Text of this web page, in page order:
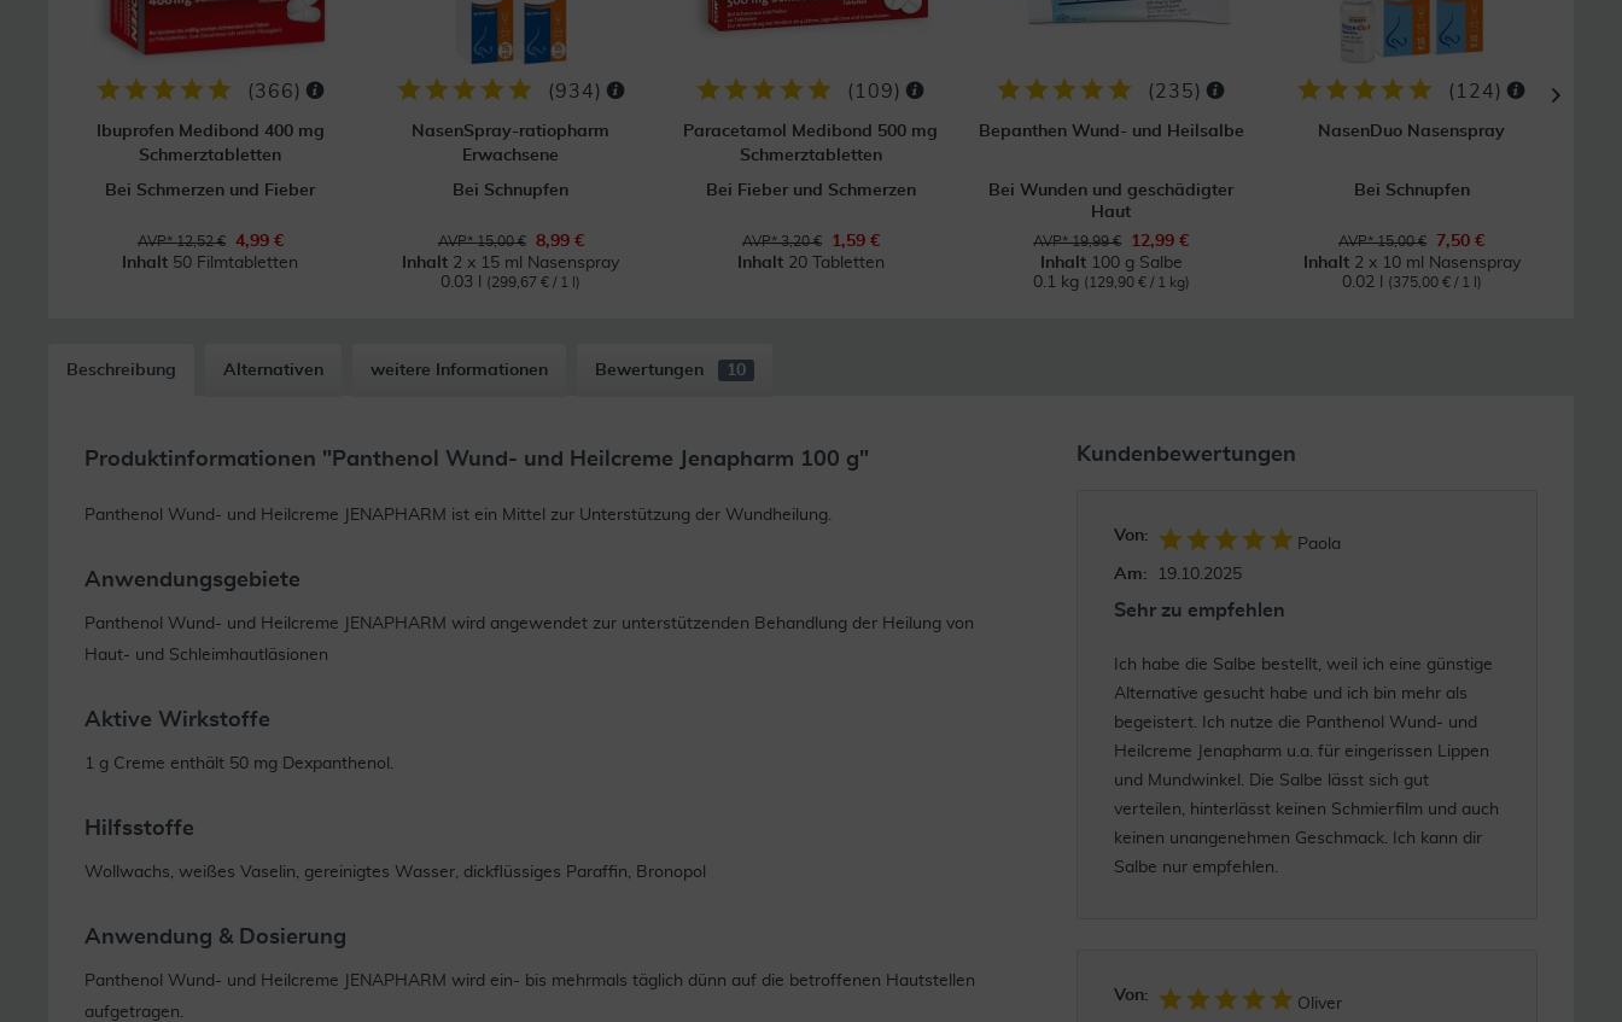
(366)
Ibuprofen Medibond 400 mg
Schmerztabletten
Bei Schmerzen und Fieber
AVP* 12,52 €
4,99 €
Inhalt 50 Filmtabletten
(934)
NasenSpray-ratiopharm
Erwachsene
Bei Schnupfen
AVP* 15,00 €
8,99 €
Inhalt 2 x 15 ml Nasenspray
0.03 l
(299,67 € / 1 l)
( 109)
Paracetamol Medibond 500 mg
Schmerztabletten
Bei Fieber und Schmerzen
AVP* 3,20 €
1,59 €
Inhalt 20 Tabletten
(235)
Bepanthen Wund- und Heilsalbe
Bei Wunden und geschädigter
Haut
AVP* 19,99 €
12,99 €
Inhalt 100 g Salbe
0.1 kg (129,90 € / 1 kg)
( 124)
NasenDuo Nasenspray
Bei Schnupfen
AVP* 15,00 €
7,50 €
Inhalt 2 x 10 ml Nasenspray
0.02 l
(375,00 € / 1 l)
Beschreibung Alternativen weitere Informationen Bewertungen 10
Produktinformationen "Panthenol Wund- und Heilcreme Jenapharm 100 g"
Panthenol Wund- und Heilcreme JENAPHARM ist ein Mittel zur Unterstützung der Wundheilung.
Anwendungsgebiete
Panthenol Wund- und Heilcreme JENAPHARM wird angewendet zur unterstützenden Behandlung der Heilung von
Haut- und Schleimhautläsionen
Aktive Wirkstoffe
1 g Creme enthält 50 mg Dexpanthenol.
Hilfsstoffe
Wollwachs, weißes Vaselin, gereinigtes Wasser, dickflüssiges Paraffin, Bronopol
Anwendung & Dosierung
Panthenol Wund- und Heilcreme JENAPHARM wird ein- bis mehrmals täglich dünn auf die betroffenen Hautstellen
aufgetragen.
Kundenbewertungen
Von:
Paola
Am:
19.10.2025
Sehr zu empfehlen
Ich habe die Salbe bestellt, weil ich eine günstige
Alternative gesucht habe und ich bin mehr als
begeistert. Ich nutze die Panthenol Wund- und
Heilcreme Jenapharm u.a. für eingerissen Lippen
und Mundwinkel. Die Salbe lässt sich gut
verteilen, hinterlässt keinen Schmierfilm und auch
keinen unangenehmen Geschmack. Ich kann dir
Salbe nur empfehlen.
Von:
Oliver